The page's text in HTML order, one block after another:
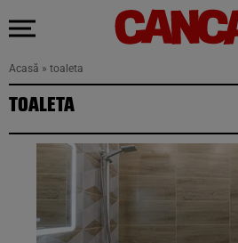
Acasă » toaleta
TOALETA